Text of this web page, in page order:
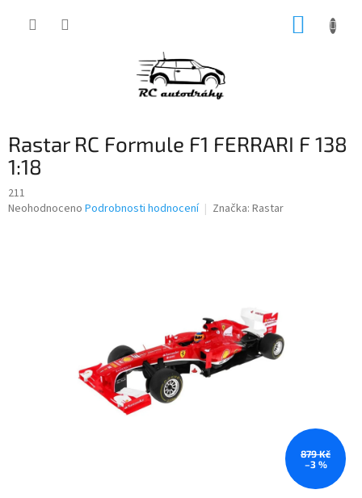
Rastar RC Formule F1 FERRARI F 138
1:18
211
Průměrné
Neohodnoceno Podrobnosti hodnocení Značka: Rastar
879 Kč
–3 %